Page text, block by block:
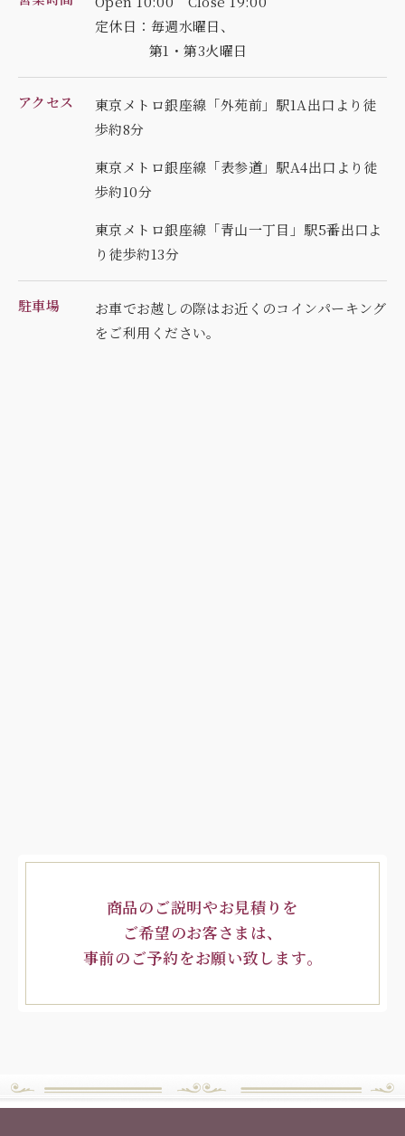
定休日：毎週水曜日、
第1・第3火曜日
アクセス
東京メトロ銀座線「外苑前」駅1A出口より徒
歩約8分
東京メトロ銀座線「表参道」駅A4出口より徒
歩約10分
東京メトロ銀座線「青山一丁目」駅5番出口よ
り徒歩約13分
駐車場
お車でお越しの際はお近くのコインパーキング
をご利用ください。
商品のご説明やお見積りを
ご希望のお客さまは、
事前のご予約をお願い致します。